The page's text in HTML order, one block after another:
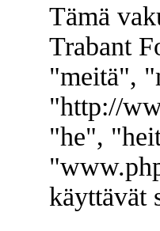
Tämä
Trabant
"meitä",
"http://
"he",
käyttävät